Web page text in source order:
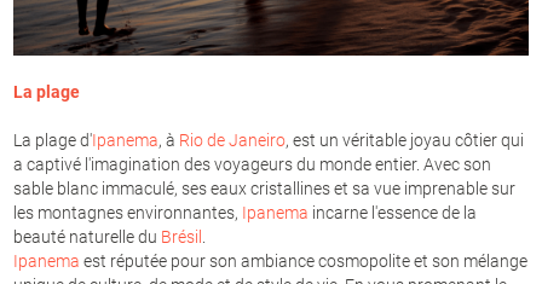
La plage
La plage d'Ipanema, à Rio de Janeiro, est un véritable joyau côtier qui
a captivé l'imagination des voyageurs du monde entier. Avec son
sable blanc immaculé, ses eaux cristallines et sa vue imprenable sur
les montagnes environnantes, Ipanema incarne l'essence de la
beauté naturelle du Brésil
Ipanema est réputée pour son ambiance cosmopolite et son mélange